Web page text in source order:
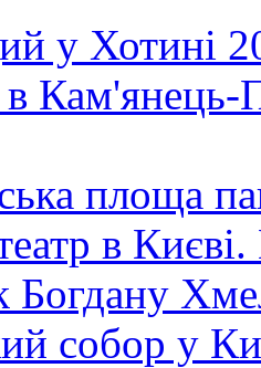
у Хотині
Кам'янець-
площа
в
Богдану
собор у